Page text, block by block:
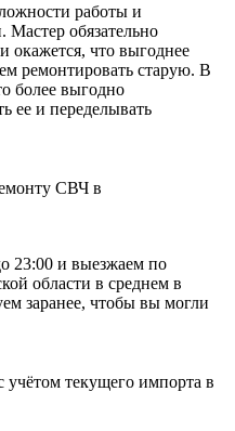
работы и
Мастер обязательно
окажется, что выгоднее
ремонтировать старую. В
более выгодно
ее и переделывать
СВЧ в
23:00 и выезжаем по
области в среднем в
заранее, чтобы вы могли
учётом текущего импорта в